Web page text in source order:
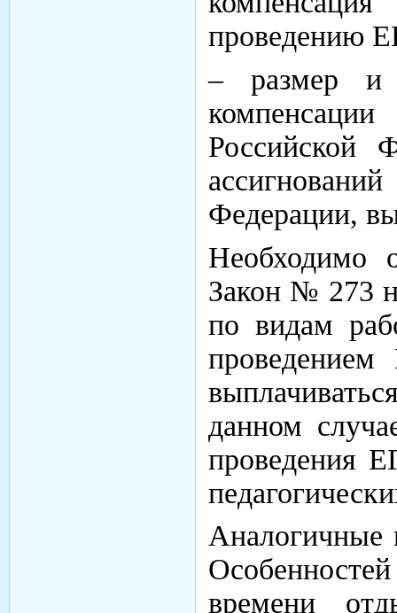
проведению
– размер и
Российской
Федерации,
Необходимо
Закон № 273
по видам
данном
проведения
Аналогичные
времени